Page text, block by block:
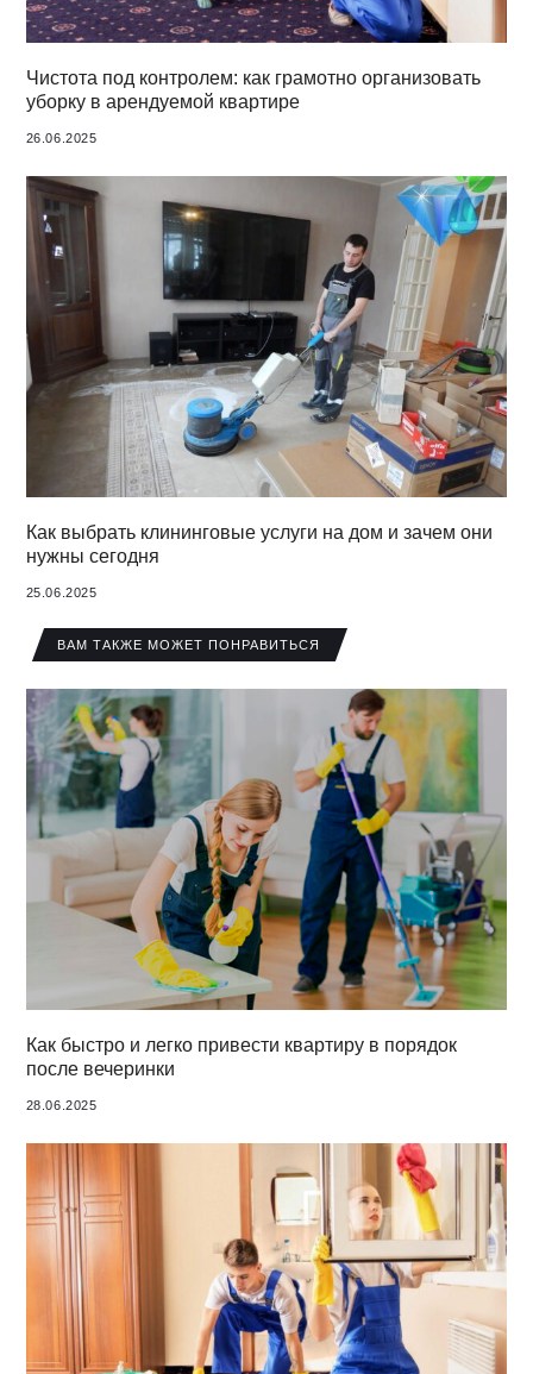
Чистота под контролем: как грамотно организовать
уборку в арендуемой квартире
26.06.2025
Как выбрать клининговые услуги на дом и зачем они
нужны сегодня
25.06.2025
ВАМ ТАКЖЕ МОЖЕТ ПОНРАВИТЬСЯ
Как быстро и легко привести квартиру в порядок
после вечеринки
28.06.2025